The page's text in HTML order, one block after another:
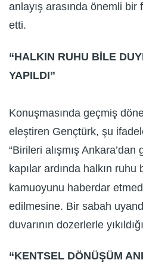
anlayış arasında önemli
etti.
“HALKIN RUHU BİLE
YAPILDI”
Konuşmasında geçmiş
eleştiren Gençtürk, şu
“Birileri alışmış
kapılar ardında halkın
kamuoyunu haberdar
edilmesine. Bir sabah
duvarının dozerlerle
“KENTSEL DÖNÜŞÜM